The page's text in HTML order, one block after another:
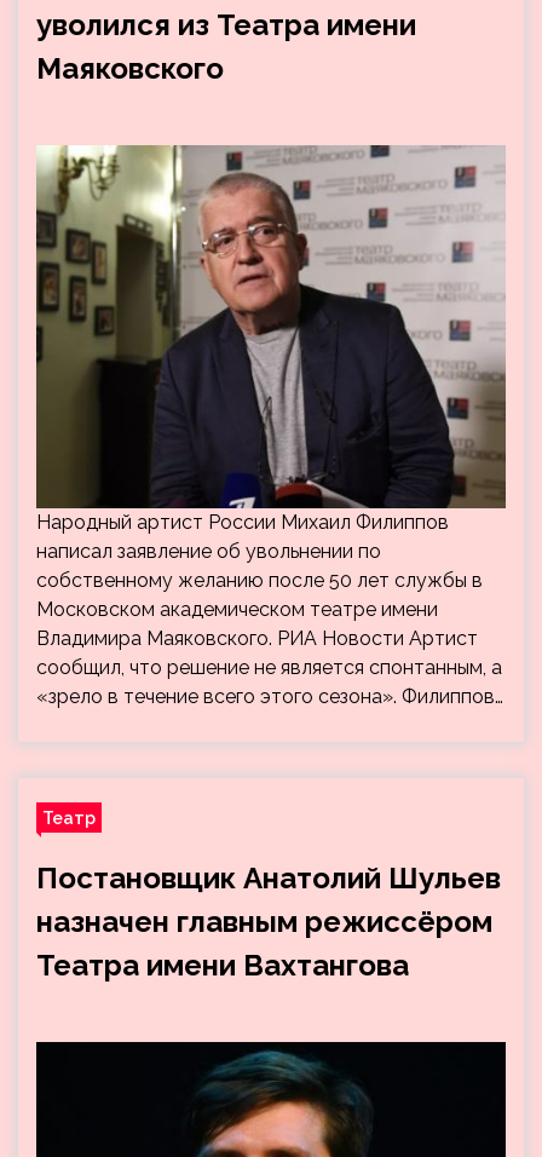
уволился из Театра имени
Маяковского
Народный артист России Михаил Филиппов
написал заявление об увольнении по
собственному желанию после 50 лет службы в
Московском академическом театре имени
Владимира Маяковского. РИА Новости Артист
сообщил, что решение не является спонтанным, а
«зрело в течение всего этого сезона». Филиппов…
Театр
Постановщик Анатолий Шульев
назначен главным режиссёром
Театра имени Вахтангова